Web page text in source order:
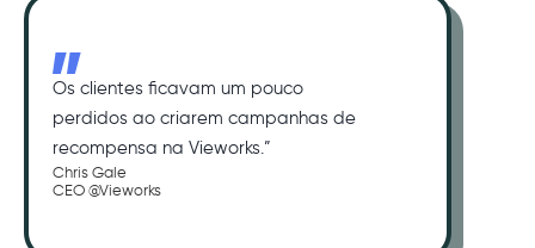
Os clientes ficavam um pouco
perdidos ao criarem campanhas de
recompensa na Vieworks.”
Chris Gale
CEO @Vieworks